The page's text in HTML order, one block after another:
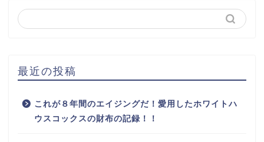
最近の投稿
これが８年間のエイジングだ！愛用したホワイトハ
ウスコックスの財布の記録！！